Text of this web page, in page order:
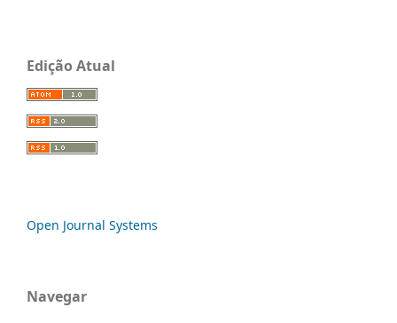
Edição Atual
Open Journal Systems
Navegar